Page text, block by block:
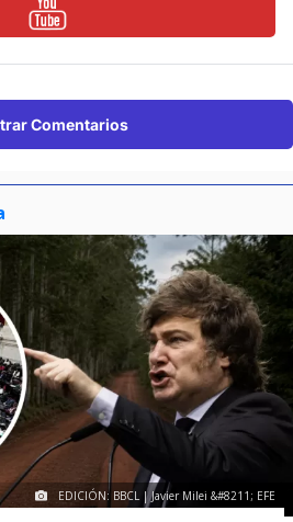
Comentarios
EDICIÓN: BBCL | Javier Milei &#8211; EFE